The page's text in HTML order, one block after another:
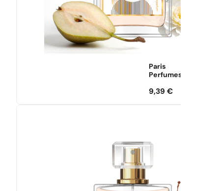
Paris
Perfumes
9,39€